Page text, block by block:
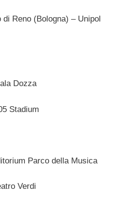
Reno (Bologna) – Unipol
Dozza
Stadium
Parco della Musica
Verdi